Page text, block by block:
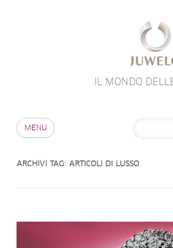
IL MONDO
MENU
ARCHIVI TAG: ARTICOLI DI LUSSO